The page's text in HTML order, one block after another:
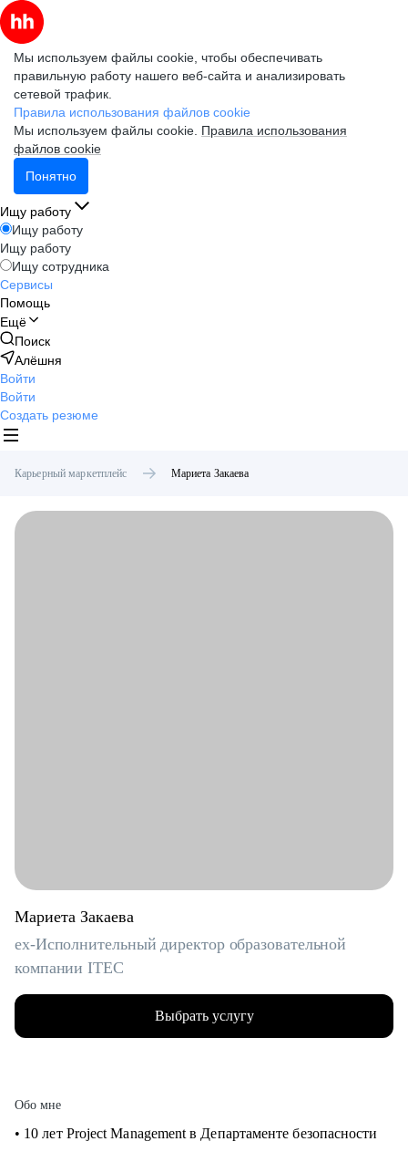
Мы используем файлы cookie, чтобы обеспечивать
правильную работу нашего веб-сайта и анализировать
сетевой трафик.
Правила использования файлов cookie
Мы используем файлы cookie. Правила использования
файлов cookie
Понятно
Ищу работу
Ищу работу
Ищу работу
Ищу сотрудника
Сервисы
Помощь
Ещё
Поиск
Алёшня
Войти
Войти
Создать резюме
Карьерный маркетплейс Мариета Закаева
Мариета Закаева
ex-Исполнительный директор образовательной
компании ITEC
Выбрать услугу
Обо мне
• 10 лет Project Management в Департаменте безопасности